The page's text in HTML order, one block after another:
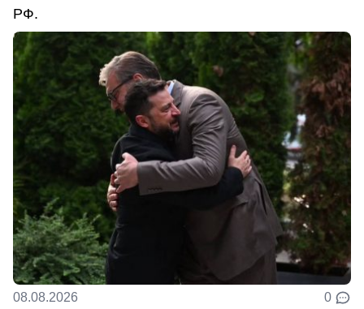
РФ.
08.08.2026 0